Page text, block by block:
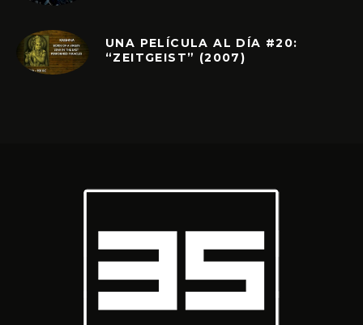
UNA PELÍCULA AL DÍA #20:
“ZEITGEIST” (2007)